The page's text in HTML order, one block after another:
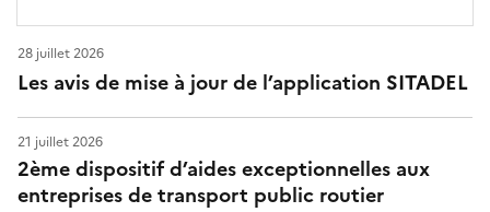
Les avis de mise à jour de l’application SITADEL
28 juillet 2026
2ème dispositif d’aides exceptionnelles aux
entreprises de transport public routier
21 juillet 2026